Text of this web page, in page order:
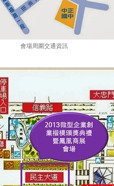
會場周圍交通資訊